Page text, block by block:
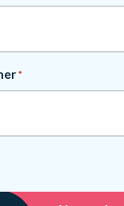
*